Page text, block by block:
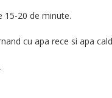
15-20 de minute.
cu apa rece si apa